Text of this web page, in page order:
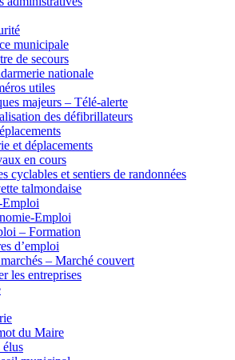
municipale
de secours
nationale
utiles
majeurs – Télé-alerte
des défibrillateurs
et déplacements
en cours
cyclables et sentiers de randonnées
talmondaise
Emploi
Emploi
– Formation
d’emploi
– Marché couvert
les entreprises
du Maire
élus